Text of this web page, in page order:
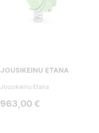
JOUSIKEINU ETANA
Jousikeinu Etana
Hinta
963,00 €